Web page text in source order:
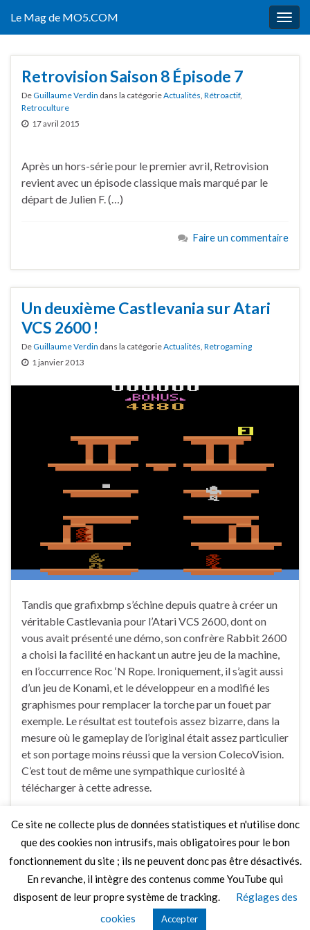
Le Mag de MO5.COM
Retrovision Saison 8 Épisode 7
DeGuillaume Verdin dans la catégorieActualités, Rétroactif,
Retroculture
17 avril 2015
Après un hors-série pour le premier avril, Retrovision
revient avec un épisode classique mais marqué par le
départ de Julien F. (…)
Faire un commentaire
Un deuxième Castlevania sur Atari
VCS 2600 !
DeGuillaume Verdin dans la catégorieActualités Retrogaming
1 janvier 2013
Tandis que grafixbmp s’échine depuis quatre à créer un
véritable Castlevania pour l’Atari VCS 2600, dont on
vous avait présenté une démo, son confrère Rabbit 2600
a choisi la facilité en hackant un autre jeu de la machine,
en l’occurrence Roc ‘N Rope. Ironiquement, il s’agit aussi
d’un jeu de Konami, et le développeur en a modifié les
graphismes pour remplacer la torche par un fouet par
exemple. Le résultat est toutefois assez bizarre, dans la
mesure où le gameplay de l’original était assez particulier
et son portage moins réussi que la version ColecoVision.
C’est tout de même une sympathique curiosité à
télécharger à cette adresse.
Faire un commentaire
Thèmes Graphene
Ce site ne collecte plus de données statistiques et n'utilise donc
que des cookies non intrusifs, mais obligatoires pour le bon
fonctionnement du site ; ils ne peuvent donc pas être désactivés.
En revanche, il intègre des contenus comme YouTube qui
disposent de leur propre système de tracking.
Réglages des
cookies
Accepter